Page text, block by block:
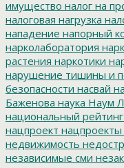
имущество налог на
налоговая нагрузка
нападение напорный
нарколаборатория
растения наркотики
нарушение тишины и
безопасности насвай
Баженова наука Наум
национальный
нацпроект нацпроекты
недвижимость
независимые сми